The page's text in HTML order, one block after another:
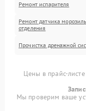
Ремонт испарителя
Ремонт датчика
отделения
Прочистка дренажной
Цены в прайс-
Мы проверим ваше